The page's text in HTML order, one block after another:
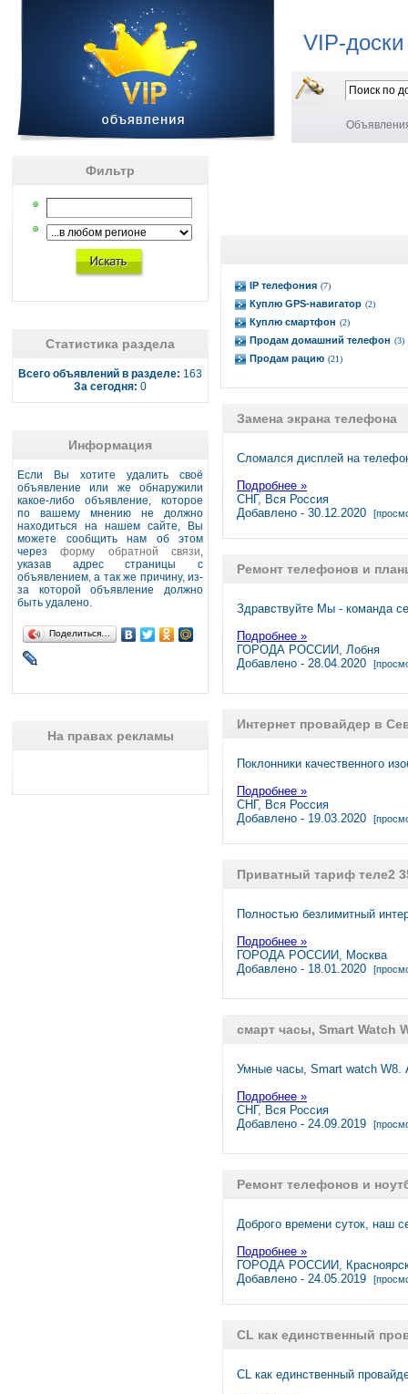
VIP-
Фильтр
Статистика раздела
Всего объявлений в разделе: 163
За сегодня: 0
Информация
Если Вы хотите удалить своё
объявление или же обнаружили
какое-либо объявление, которое
по вашему мнению не должно
находиться на нашем сайте, Вы
можете сообщить нам об этом
черезформу обратной связи,
указав адрес страницы с
объявлением, а так же причину, из-
за которой объявление должно
быть удалено.
Поделиться…
На правах рекламы
IP телефония (7)
Куплю GPS-навигатор (2)
Куплю смартфон (2)
Продам домашний телефон (3)
Продам рацию (21)
Замена экрана телефона
Сломался дисплей на
Подробнее »
СНГ, Вся Россия
Добавлено - 30.12.2020
Ремонт телефонов и
Здравствуйте Мы - команда
Подробнее »
ГОРОДА РОССИИ, Лобня
Добавлено - 28.04.2020
Интернет провайдер в
Поклонники качественного
Подробнее »
СНГ, Вся Россия
Добавлено - 19.03.2020
Приватный тариф теле2
Полностью безлимитный
Подробнее »
ГОРОДА РОССИИ, Москва
Добавлено - 18.01.2020
смарт часы, Smart Watch
Умные часы, Smart watch
Подробнее »
СНГ, Вся Россия
Добавлено - 24.09.2019
Ремонт телефонов и
Доброго времени суток, наш
Подробнее »
ГОРОДА РОССИИ,
Добавлено - 24.05.2019
CL как единственный
CL как единственный